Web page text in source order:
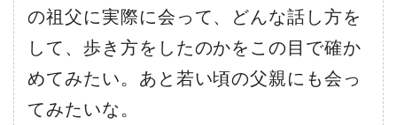
の祖父に実際に会って、どんな話し方を
して、歩き方をしたのかをこの目で確か
めてみたい。あと若い頃の父親にも会っ
てみたいな。